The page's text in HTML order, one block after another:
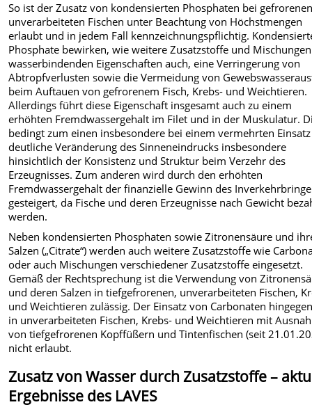
So ist der Zusatz von kondensierten Phosphaten bei
unverarbeiteten Fischen unter Beachtung von Höchstmengen
erlaubt und in jedem Fall kennzeichnungspflichtig.
Phosphate bewirken, wie weitere Zusatzstoffe und
wasserbindenden Eigenschaften auch, eine Verringerung von
Abtropfverlusten sowie die Vermeidung von
beim Auftauen von gefrorenem Fisch, Krebs- und Weichtieren.
Allerdings führt diese Eigenschaft insgesamt auch zu einem
erhöhten Fremdwassergehalt im Filet und in der Muskulatur.
bedingt zum einen insbesondere bei einem vermehrten
deutliche Veränderung des Sinneneindrucks insbesondere
hinsichtlich der Konsistenz und Struktur beim Verzehr des
Erzeugnisses. Zum anderen wird durch den erhöhten
Fremdwassergehalt der finanzielle Gewinn des
gesteigert, da Fische und deren Erzeugnisse nach Gewicht
werden.
Neben kondensierten Phosphaten sowie Zitronensäure und
Salzen („Citrate“) werden auch weitere Zusatzstoffe wie
oder auch Mischungen verschiedener Zusatzstoffe eingesetzt.
Gemäß der Rechtsprechung ist die Verwendung von
und deren Salzen in tiefgefrorenen, unverarbeiteten Fischen,
und Weichtieren zulässig. Der Einsatz von Carbonaten
in unverarbeiteten Fischen, Krebs- und Weichtieren mit
von tiefgefrorenen Kopffüßern und Tintenfischen (seit
nicht erlaubt.
Zusatz von Wasser durch Zusatzstoffe –
Ergebnisse des LAVES